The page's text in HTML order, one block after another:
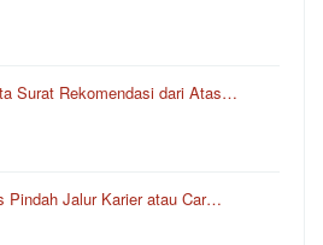
Surat Rekomendasi dari Atas…
Pindah Jalur Karier atau Car…